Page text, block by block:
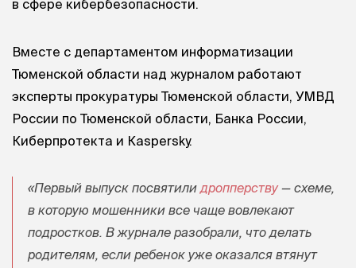
в сфере кибербезопасности.
Вместе с департаментом информатизации
Тюменской области над журналом работают
эксперты прокуратуры Тюменской области, УМВД
России по Тюменской области, Банка России,
Киберпротекта и Кaspersky.
«Первый выпуск посвятили дропперству— схеме,
в которую мошенники все чаще вовлекают
подростков. В журнале разобрали, что делать
родителям, если ребенок уже оказался втянут